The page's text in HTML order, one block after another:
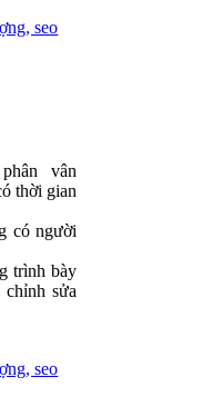
vân
thời gian
có người
trình bày
sửa